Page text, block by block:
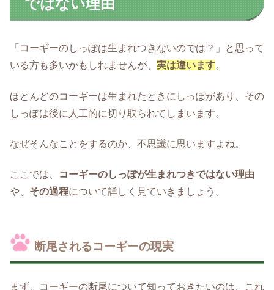
ではない理由
「コーギーのしっぽは生まれつきないのでは？」と思って
いる方も多いかもしれませんが、 実は違います。
ほとんどのコーギーは生まれたときにしっぽがあり、その
しっぽは後に人工的に切り取られてしまいます。
なぜそんなことをするのか、不思議に思いますよね。
ここでは、
コーギーのしっぽが生まれつきではない理由
や、 その過程について詳しく見ていきましょう。
断尾されるコーギーの現実
まず、コーギーの断尾について知っておきたいのは、これ